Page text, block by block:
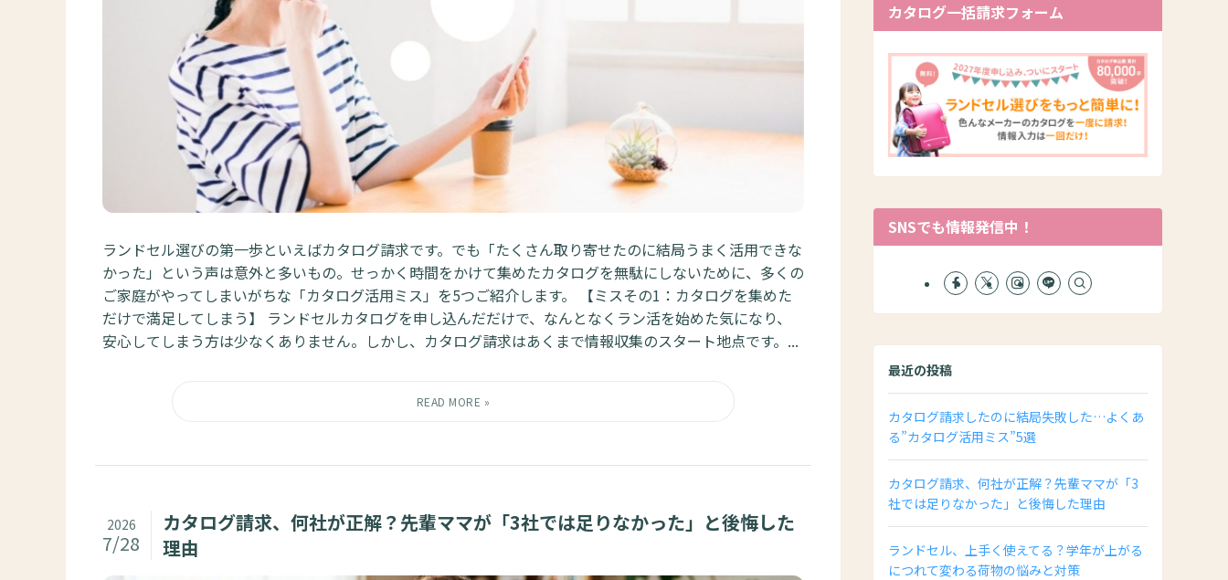
ランドセル選びの第一歩といえばカタログ請求です。でも「たくさん取り寄せたのに結局うまく活用できな
かった」という声は意外と多いもの。せっかく時間をかけて集めたカタログを無駄にしないために、多くの
ご家庭がやってしまいがちな「カタログ活用ミス」を5つご紹介します。 【ミスその1：カタログを集めた
だけで満足してしまう】 ランドセルカタログを申し込んだだけで、なんとなくラン活を始めた気になり、
安心してしまう方は少なくありません。しかし、カタログ請求はあくまで情報収集のスタート地点です。...
カタログ請求、何社が正解？先輩ママが「3社では足りなかった」と後悔した
理由
2026
7/28
カタログ一括請求フォーム
SNSでも情報発信中！
最近の投稿
カタログ請求したのに結局失敗した…よくあ
る”カタログ活用ミス”5選
カタログ請求、何社が正解？先輩ママが「3
社では足りなかった」と後悔した理由
ランドセル、上手く使えてる？学年が上がる
につれて変わる荷物の悩みと対策